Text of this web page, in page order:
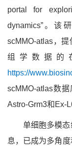
portal for
dynamics”。该
scMMO-atlas，
组学数据的
https://
scMMO-atlas数
Astro-Grm3和Ex-
单细胞多模
息，已成为多角